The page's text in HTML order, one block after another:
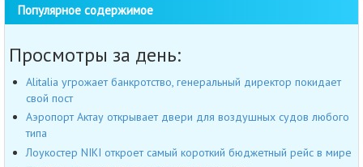
Популярное содержимое
Просмотры за день:
Alitalia угрожает банкротство, генеральный директор покидает
свой пост
Аэропорт Актау открывает двери для воздушных судов любого
типа
Лоукостер NIKI откроет самый короткий бюджетный рейс в мире